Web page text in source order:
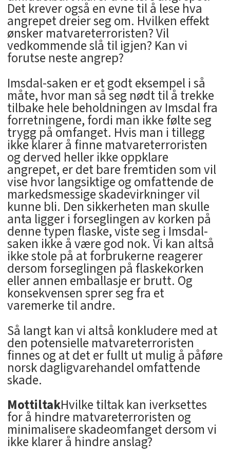
Det krever også en evne til å lese hva
angrepet dreier seg om. Hvilken effekt
ønsker matvareterroristen? Vil
vedkommende slå til igjen? Kan vi
forutse neste angrep?
Imsdal-saken er et godt eksempel i så
måte, hvor man så seg nødt til å trekke
tilbake hele beholdningen av Imsdal fra
forretningene, fordi man ikke følte seg
trygg på omfanget. Hvis man i tillegg
ikke klarer å finne matvareterroristen
og derved heller ikke oppklare
angrepet, er det bare fremtiden som vil
vise hvor langsiktige og omfattende de
markedsmessige skadevirkninger vil
kunne bli. Den sikkerheten man skulle
anta ligger i forseglingen av korken på
denne typen flaske, viste seg i Imsdal-
saken ikke å være god nok. Vi kan altså
ikke stole på at forbrukerne reagerer
dersom forseglingen på flaskekorken
eller annen emballasje er brutt. Og
konsekvensen sprer seg fra et
varemerke til andre.
Så langt kan vi altså konkludere med at
den potensielle matvareterroristen
finnes og at det er fullt ut mulig å påføre
norsk dagligvarehandel omfattende
skade.
MottiltakHvilke tiltak kan iverksettes
for å hindre matvareterroristen og
minimalisere skadeomfanget dersom vi
ikke klarer å hindre anslag?